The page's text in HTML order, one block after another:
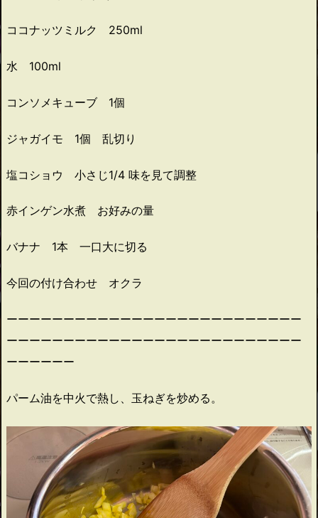
ココナッツミルク 250ml
水 100ml
コンソメキューブ 1個
ジャガイモ 1個 乱切り
塩コショウ 小さじ1/4 味を見て調整
赤インゲン水煮 お好みの量
バナナ 1本 一口大に切る
今回の付け合わせ オクラ
ーーーーーーーーーーーーーーーーーーーーーーーーーー
ーーーーーーーーーーーーーーーーーーーーーーーーーー
ーーーーーー
パーム油を中火で熱し、玉ねぎを炒める。